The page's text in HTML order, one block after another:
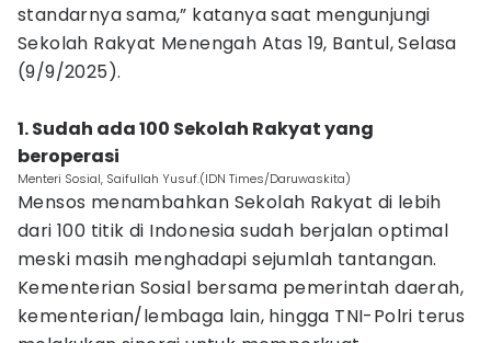
standarnya sama,” katanya saat mengunjungi
Sekolah Rakyat Menengah Atas 19, Bantul, Selasa
(9/9/2025).
‎1. Sudah ada 100 Sekolah Rakyat yang
beroperasi
Menteri Sosial, Saifullah Yusuf.(IDN Times/Daruwaskita)
Mensos menambahkan Sekolah Rakyat di lebih
dari 100 titik di Indonesia sudah berjalan optimal
meski masih menghadapi sejumlah tantangan.
Kementerian Sosial bersama pemerintah daerah,
kementerian/lembaga lain, hingga TNI-Polri terus